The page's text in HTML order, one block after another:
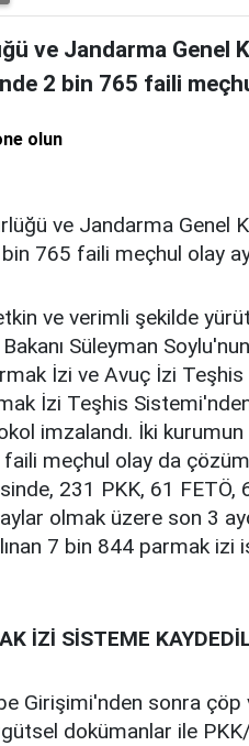
ve Jandarma Genel
2 bin 765 faili
olun
ve Jandarma Genel
765 faili meçhul olay
ve verimli şekilde
Süleyman
İzi ve Avuç İzi
İzi Teşhis Sistemi'nden
imzalandı. İki
meçhul olay da
231 PKK, 61
olmak üzere son 3
7 bin 844 parmak
İZİ SİSTEME
Girişimi'nden sonra çöp
dokümanlar ile